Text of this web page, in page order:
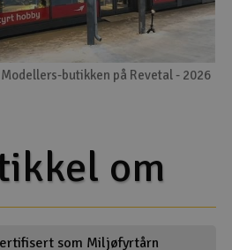
butikken på Revetal - 2026
om
som Miljøfyrtårn